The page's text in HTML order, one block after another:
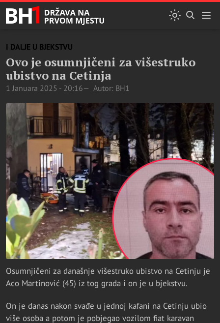
I DALJE U BJEKSTVU
Ovo je osumnjičeni za višestruko
ubistvo na Cetinja
1 Januara 2025 - 20:16 Autor: BH1
Osumnjičeni za današnje višestruko ubistvo na Cetinju je
Aco Martinović (45) iz tog grada i on je u bjekstvu.
On je danas nakon svađe u jednoj kafani na Cetinju ubio
više osoba a potom je pobjegao vozilom fiat karavan